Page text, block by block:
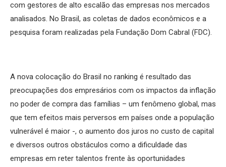
com gestores de alto escalão das empresas nos mercados
analisados. No Brasil, as coletas de dados econômicos e a
pesquisa foram realizadas pela Fundação Dom Cabral (FDC).
A nova colocação do Brasil no ranking é resultado das
preocupações dos empresários com os impactos da inflação
no poder de compra das famílias – um fenômeno global, mas
que tem efeitos mais perversos em países onde a população
vulnerável é maior -, o aumento dos juros no custo de capital
e diversos outros obstáculos como a dificuldade das
empresas em reter talentos frente às oportunidades